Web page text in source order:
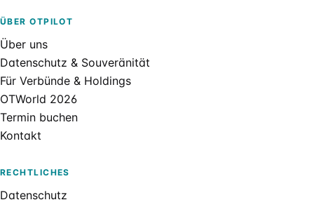
ÜBER OTPILOT
Über uns
Datenschutz & Souveränität
Für Verbünde & Holdings
OTWorld 2026
Termin buchen
Kontakt
RECHTLICHES
Datenschutz